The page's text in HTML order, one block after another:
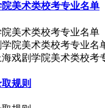
美术类校考专业名单
美术类校考专业名单
海戏剧学院美术类校考
规则